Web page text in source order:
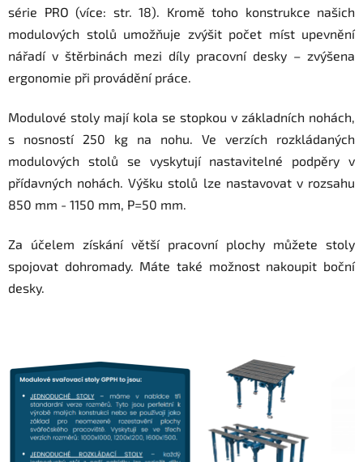
série PRO (více: str. 18). Kromě toho konstrukce našich
modulových stolů umožňuje zvýšit počet míst upevnění
nářadí v štěrbinách mezi díly pracovní desky – zvýšena
ergonomie při provádění práce.
Modulové stoly mají kola se stopkou v základních nohách,
s nosností 250 kg na nohu. Ve verzích rozkládaných
modulových stolů se vyskytují nastavitelné podpěry v
přídavných nohách. Výšku stolů lze nastavovat v rozsahu
850 mm - 1150 mm, P=50 mm.
Za účelem získání větší pracovní plochy můžete stoly
spojovat dohromady. Máte také možnost nakoupit boční
desky.